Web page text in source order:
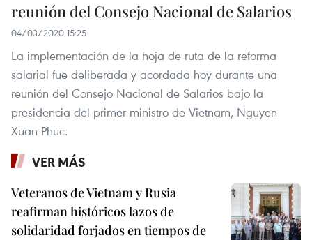
reunión del Consejo Nacional de Salarios
04/03/2020 15:25
La implementación de la hoja de ruta de la reforma
salarial fue deliberada y acordada hoy durante una
reunión del Consejo Nacional de Salarios bajo la
presidencia del primer ministro de Vietnam, Nguyen
Xuan Phuc.
VER MÁS
Veteranos de Vietnam y Rusia
reafirman históricos lazos de
solidaridad forjados en tiempos de